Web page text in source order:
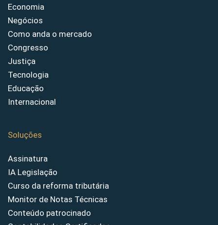
Economia
Negócios
Como anda o mercado
Congresso
Justiça
Tecnologia
Educação
Internacional
Soluções
Assinatura
IA Legislação
Curso da reforma tributária
Monitor de Notas Técnicas
Conteúdo patrocinado